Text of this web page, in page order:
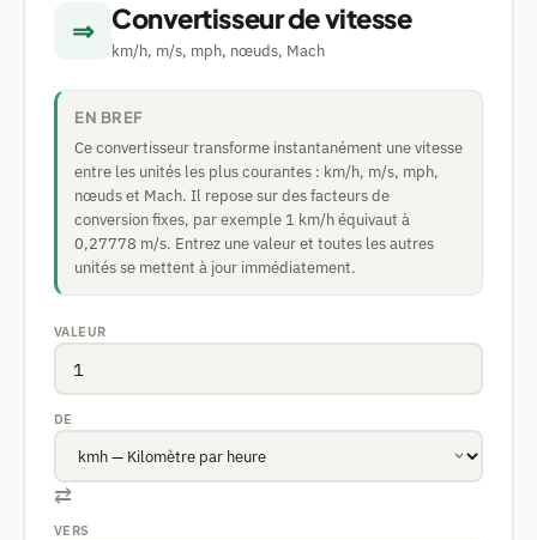
⇒ Convertisseur de vitesse
km/h, m/s, mph, nœuds, Mach
EN BREF
Ce convertisseur transforme instantanément une vitesse
entre les unités les plus courantes : km/h, m/s, mph,
nœuds et Mach. Il repose sur des facteurs de
conversion fixes, par exemple 1 km/h équivaut à
0,27778 m/s. Entrez une valeur et toutes les autres
unités se mettent à jour immédiatement.
VALEUR
DE
⇄
VERS